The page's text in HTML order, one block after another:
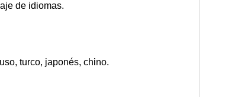
de idiomas.
turco, japonés, chino.